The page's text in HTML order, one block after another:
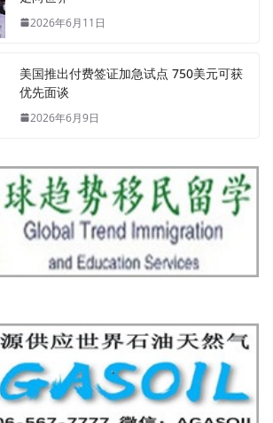
2026年6月11日
美国推出付费签证加急试点 750美元可获
优先面谈
2026年6月9日